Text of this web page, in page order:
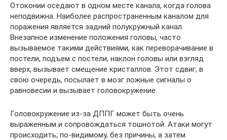
Отоконии оседают в одном месте канала, когда голова
неподвижна. Наиболее распространенным каналом для
поражения является задний полукружный канал.
Внезапное изменение положения головы, часто
вызываемое такими действиями, как переворачивание в
постели, подъем с постели, наклон головы или взгляд
вверх, вызывает смещение кристаллов. Этот сдвиг, в
свою очередь, посылает в мозг ложные сигналы о
равновесии и вызывает головокружение.
Головокружение из-за ДППГ может быть очень
выраженным и сопровождаться тошнотой. Атаки могут
происходить, по-видимому, без причины, а затем